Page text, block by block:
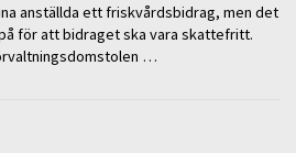
anställda ett friskvårdsbidrag, men det
för att bidraget ska vara skattefritt.
…